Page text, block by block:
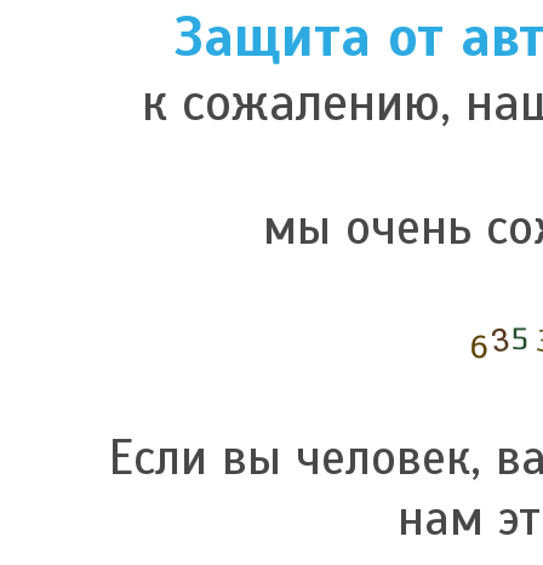
Защита от
к сожалению,
мы очень
Если вы человек,
нам